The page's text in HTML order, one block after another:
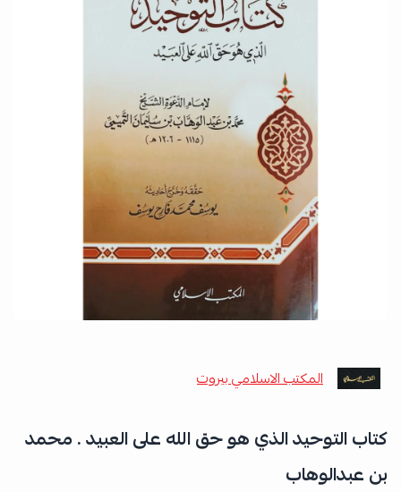
المكتب الاسلامي بيروت
كتاب التوحيد الذي هو حق الله على العبيد . محمد
بن عبدالوهاب